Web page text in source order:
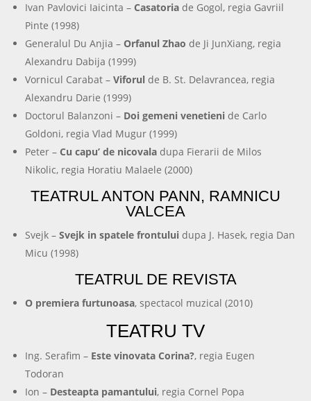
Ivan Pavlovici Iaicinta – Casatoria de Gogol, regia Gavriil
Pinte (1998)
Generalul Du Anjia – Orfanul Zhao de Ji JunXiang, regia
Alexandru Dabija (1999)
Vornicul Carabat –Viforul de B. St. Delavrancea, regia
Alexandru Darie (1999)
Doctorul Balanzoni – Doi gemeni venetieni de Carlo
Goldoni, regia Vlad Mugur (1999)
Peter – Cu capu’ de nicovala dupa Fierarii de Milos
Nikolic, regia Horatiu Malaele (2000)
TEATRUL ANTON PANN, RAMNICU
VALCEA
Svejk –Svejk in spatele frontului dupa J. Hasek, regia Dan
Micu (1998)
TEATRUL DE REVISTA
O premiera furtunoasa, spectacol muzical (2010)
TEATRU TV
Ing. Serafim – Este vinovata Corina?, regia Eugen
Todoran
Ion – Desteapta pamantului, regia Cornel Popa